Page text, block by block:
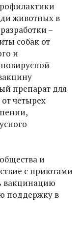
животных в
–
собак от
и
препарат для
четырех
и
с приютами
вакцинацию
поддержку в